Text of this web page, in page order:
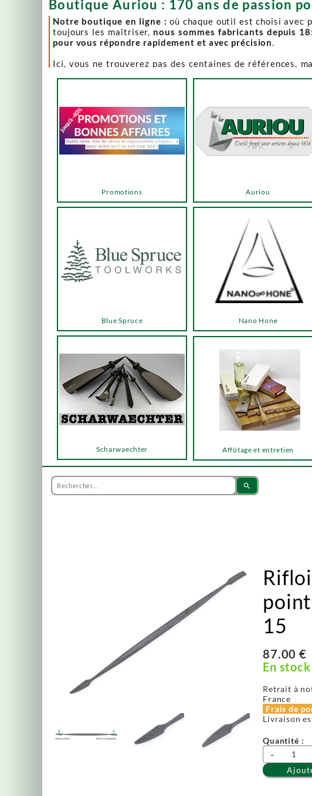
Boutique Auriou : 170 ans de passion
Notre boutique en ligne :où chaque outil est choisi avec
toujours les maîtriser, nous sommes fabricants depuis
pour vous répondre rapidement et avec précision.
Ici, vous ne trouverez pas des centaines de références,
accéder via les menus ou les boutons ci-dessous.
Un produit en rupture de stock ? Nous travaillons
en savoir plus.
En bas de cette page, découvrez l’intégralité de notre
Promotions Auriou
Blue Spruce Nano Hone
Scharwaechter Affûtage et entretien
search
15
87.00 €
En stock
Retrait à
France
Frais de
Livraison
Quantité :
-